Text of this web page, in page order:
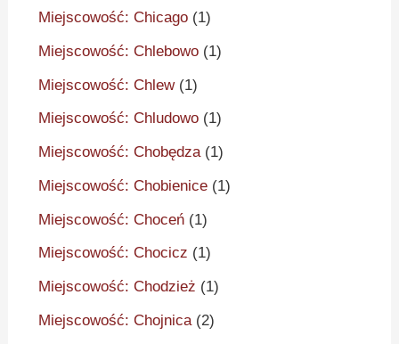
Miejscowość: Chicago (1)
Miejscowość: Chlebowo (1)
Miejscowość: Chlew(1)
Miejscowość: Chludowo (1)
Miejscowość: Chobędza(1)
Miejscowość: Chobienice (1)
Miejscowość: Choceń (1)
Miejscowość: Chocicz (1)
Miejscowość: Chodzież (1)
Miejscowość: Chojnica (2)